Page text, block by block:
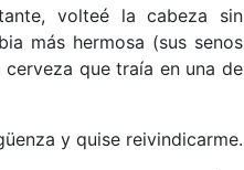
volteé la cabeza sin
más hermosa (sus senos
que traía en una de
y quise reivindicarme.